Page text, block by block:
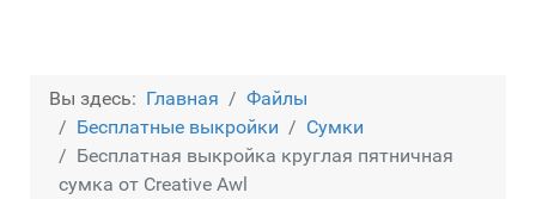
Вы здесь: Главная
Файлы
Бесплатные выкройки
Сумки
Бесплатная выкройка круглая пятничная
сумка от Creative Awl